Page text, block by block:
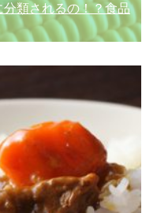
類されるの！？食品